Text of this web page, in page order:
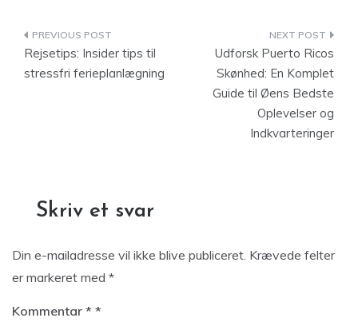
Indlægsnavigation
Rejsetips: Insider tips til
stressfri ferieplanlægning
Udforsk Puerto Ricos
Skønhed: En Komplet
Guide til Øens Bedste
Oplevelser og
Indkvarteringer
Skriv et svar
Din e-mailadresse vil ikke blive publiceret. Krævede felter
er markeret med *
Kommentar *